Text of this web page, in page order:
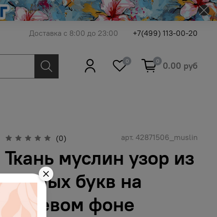
Доставка с 8:00 до 23:00 +7(499) 113-00-20
0 0 0.00 руб
(0) арт. 42871506_muslin
Ткань муслин узор из
чёрных букв на
бежевом фоне